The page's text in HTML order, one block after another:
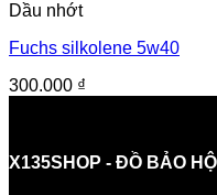
Dầu nhớt
Fuchs silkolene 5w40
300.000 ₫
X135SHOP - ĐỒ BẢO